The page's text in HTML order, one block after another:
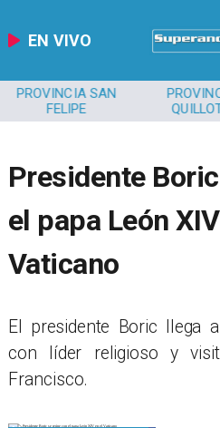
EN VIVO
PROVINCIA SAN
FELIPE
Presidente
el papa León
Vaticano
El presidente Boric llega
con líder religioso y
Francisco.